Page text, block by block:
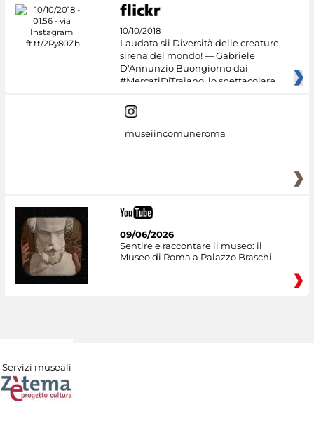
10/10/2018
Laudata sii Diversità delle creature,
sirena del mondo! — Gabriele
D'Annunzio Buongiorno dai
#MercatiDiTraiano, lo spettacolare
museiincomuneroma
09/06/2026
Sentire e raccontare il museo: il
Museo di Roma a Palazzo Braschi
Servizi museali